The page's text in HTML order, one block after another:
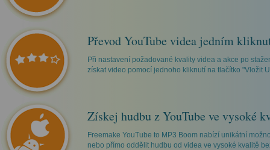
Převod YouTube videa jedním
Při nastavení požadované kvality videa a akce po
získat video pomocí jednoho kliknutí na tlačítko "Vložit
Získej hudbu z YouTube ve vysoké
Freemake YouTube to MP3 Boom nabízí unikátní
nebo přímo oddělit hudbu od videa ve vysoké kvalitě